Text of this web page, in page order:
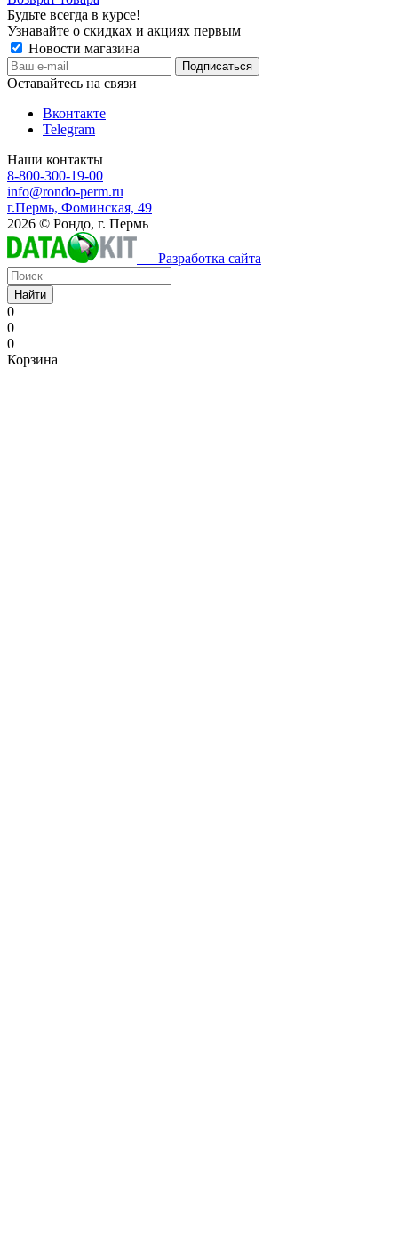
Будьте всегда в курсе!
Узнавайте о скидках и акциях первым
Новости магазина
Оставайтесь на связи
Вконтакте
Telegram
Наши контакты
8-800-300-19-00
info@rondo-perm.ru
г.Пермь, Фоминская, 49
2026 © Рондо, г. Пермь
— Разработка сайта
Найти
0
0
0
Корзина